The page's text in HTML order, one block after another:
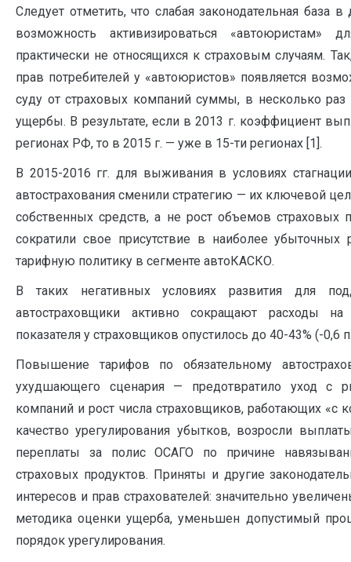
Следует отметить, что слабая законодательная база
возможность активизироваться «автоюристам»
практически не относящихся к страховым случаям.
прав потребителей у «автоюристов» появляется
суду от страховых компаний суммы, в несколько
ущербы. В результате, если в 2013 г. коэффициент
регионах РФ, то в 2015 г. — уже в 15-ти регионах [1].
В 2015-2016 гг. для выживания в условиях
автострахования сменили стратегию — их ключевой
собственных средств, а не рост объемов страховых
сократили свое присутствие в наиболее
тарифную политику в сегменте автоКАСКО.
В таких негативных условиях развития для
автостраховщики активно сокращают расходы
показателя у страховщиков опустилось до 40-43% (-0,6
Повышение тарифов по обязательному
ухудшающего сценария — предотвратило уход с
компаний и рост числа страховщиков, работающих «с
качество урегулирования убытков, возросли
переплаты за полис ОСАГО по причине
страховых продуктов. Приняты и другие
интересов и прав страхователей: значительно
методика оценки ущерба, уменьшен допустимый
порядок урегулирования.